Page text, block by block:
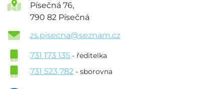
Písečná 76,
790 82 Písečná
zs.pisecna@seznam.cz
731 173 135 - ředitelka
731 523 782 - sborovna